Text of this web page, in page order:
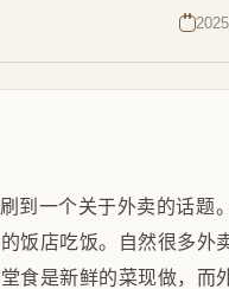
到一个关于外卖的话题
饭店吃饭。自然很多外
食是新鲜的菜现做，而